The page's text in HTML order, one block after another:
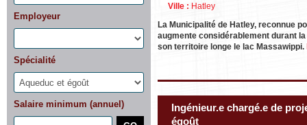
Employeur
Spécialité
Salaire minimum (annuel)
Ville : Hatley
La Municipalité de Hatley, reconnue
augmente considérablement durant
son territoire longe le lac Massawippi.
Ingénieur.e chargé.e de
égoût